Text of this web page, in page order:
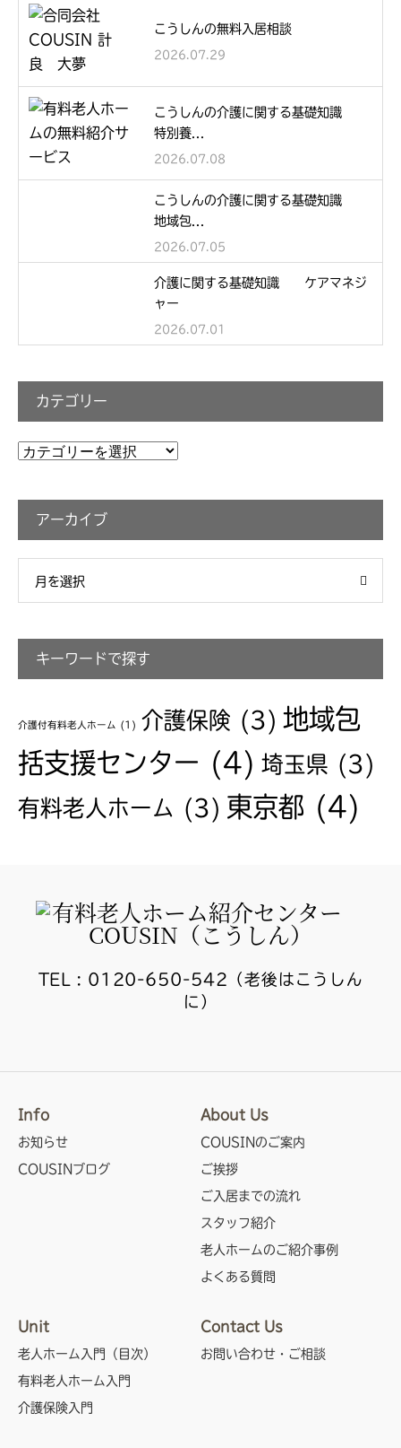
こうしんの無料入居相談
2026.07.29
こうしんの介護に関する基礎知識
特別養...
2026.07.08
こうしんの介護に関する基礎知識
地域包...
2026.07.05
介護に関する基礎知識 ケアマネジ
ャー
2026.07.01
カテゴリー
カ
ゴ
アーカイブ
月を選択
キーワードで探す
介護付有料老人ホーム (1) 介護保険 (3) 地域包
括支援センター (4) 埼玉県 (3)
有料老人ホーム
(3) 東京都 (4)
TEL : 0120-650-542（老後はこうしん
に）
Info
お知らせ
COUSINブログ
About Us
COUSINのご案内
ご挨拶
ご入居までの流れ
スタッフ紹介
老人ホームのご紹介事例
よくある質問
Unit
老人ホーム入門（目次）
有料老人ホーム入門
介護保険入門
Contact Us
お問い合わせ・ご相談